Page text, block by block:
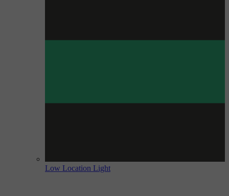
Low Location Light